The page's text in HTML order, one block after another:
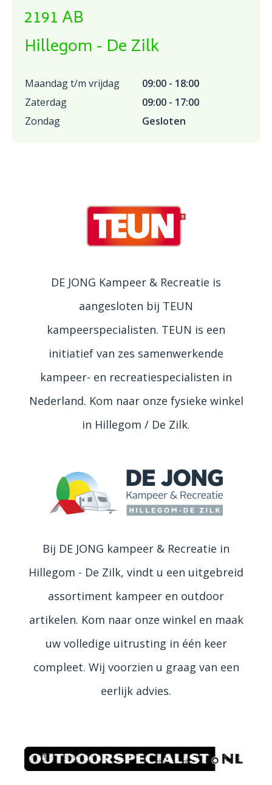
2191 AB
Hillegom - De Zilk
Maandag t/m vrijdag
09:00 - 18:00
Zaterdag
09:00 - 17:00
Zondag
Gesloten
DE JONG Kampeer & Recreatie is
aangesloten bij TEUN
kampeerspecialisten. TEUN is een
initiatief van zes samenwerkende
kampeer- en recreatiespecialisten in
Nederland. Kom naar onze fysieke winkel
in Hillegom / De Zilk.
Bij DE JONG kampeer & Recreatie in
Hillegom - De Zilk, vindt u een uitgebreid
assortiment kampeer en outdoor
artikelen. Kom naar onze winkel en maak
uw volledige uitrusting in één keer
compleet. Wij voorzien u graag van een
eerlijk advies.